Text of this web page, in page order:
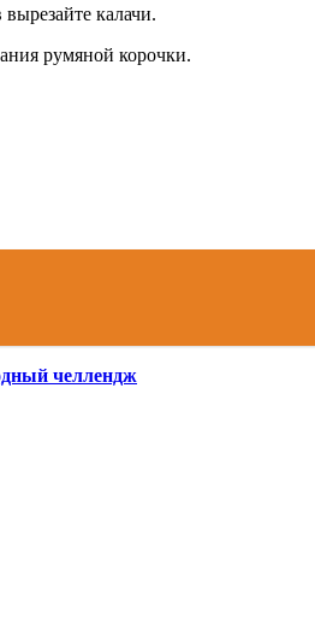
калачи.
румяной корочки.
челлендж